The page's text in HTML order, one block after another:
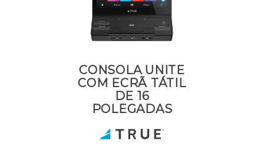
CONSOLA UNITE
COM ECRÃ TÁTIL
DE 16
POLEGADAS